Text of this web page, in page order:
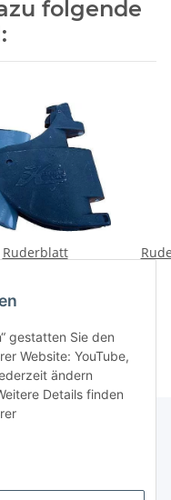
folgende
Ruderblatt
gestatten Sie den
Website: YouTube,
ändern
Details finden